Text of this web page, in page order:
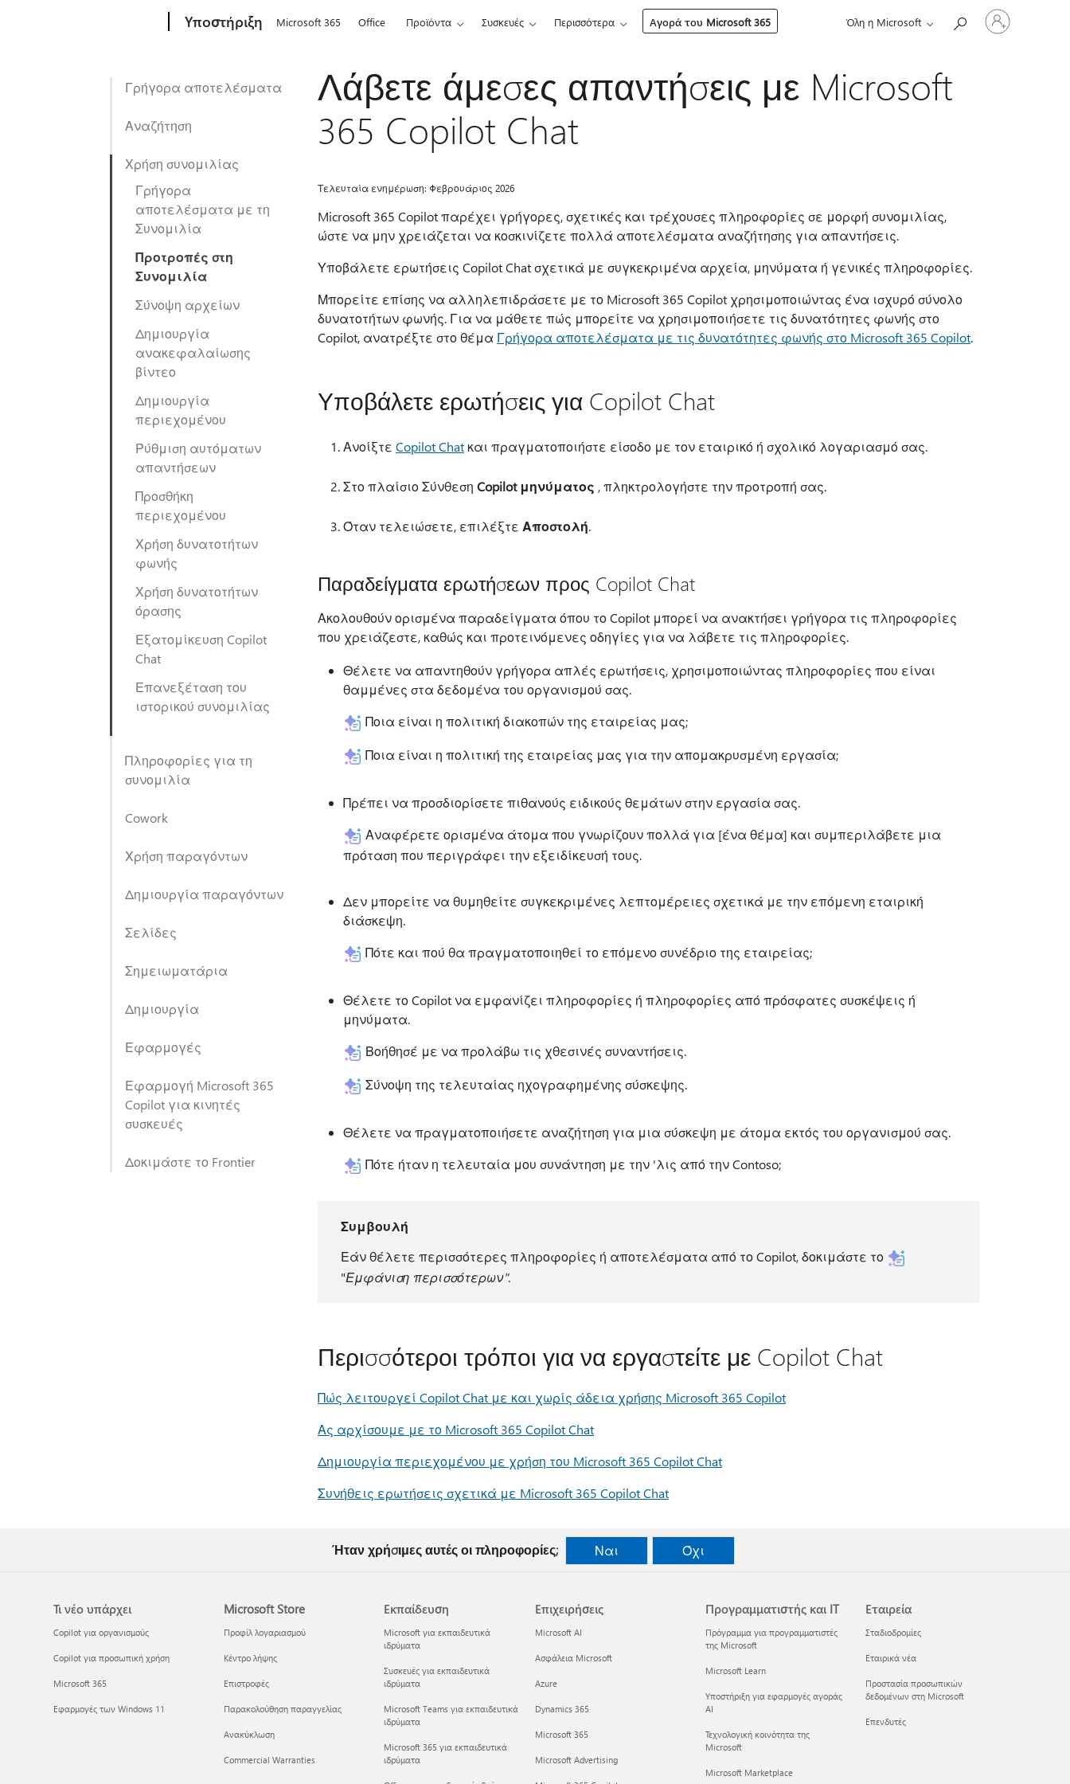
Υποστήριξη Microsoft 365 Office Προϊόντα Συσκευές Περισσότερα Αγορά του Microsoft 365 Όλη η Microsoft
Είσοδος
στον
Γρήγορα αποτελέσματα
Αναζήτηση
Χρήση συνομιλίας
Γρήγορα
αποτελέσματα με τη
Συνομιλία
Προτροπές στη
Συνομιλία
Σύνοψη αρχείων
Δημιουργία
ανακεφαλαίωσης
βίντεο
Δημιουργία
περιεχομένου
Ρύθμιση αυτόματων
απαντήσεων
Προσθήκη
περιεχομένου
Χρήση δυνατοτήτων
φωνής
Χρήση δυνατοτήτων
όρασης
Εξατομίκευση Copilot
Chat
Επανεξέταση του
ιστορικού συνομιλίας
Πληροφορίες για τη
συνομιλία
Cowork
Χρήση παραγόντων
Δημιουργία παραγόντων
Σελίδες
Σημειωματάρια
Δημιουργία
Εφαρμογές
Εφαρμογή Microsoft 365
Copilot για κινητές
συσκευές
Δοκιμάστε το Frontier
Λάβετε άμεσες απαντήσεις με Microsoft
365 Copilot Chat
Τελευταία ενημέρωση: Φεβρουάριος 2026
Microsoft 365 Copilot παρέχει γρήγορες, σχετικές και τρέχουσες πληροφορίες σε μορφή συνομιλίας,
ώστε να μην χρειάζεται να κοσκινίζετε πολλά αποτελέσματα αναζήτησης για απαντήσεις.
Υποβάλετε ερωτήσεις Copilot Chat σχετικά με συγκεκριμένα αρχεία, μηνύματα ή γενικές πληροφορίες.
Μπορείτε επίσης να αλληλεπιδράσετε με το Microsoft 365 Copilot χρησιμοποιώντας ένα ισχυρό σύνολο
δυνατοτήτων φωνής. Για να μάθετε πώς μπορείτε να χρησιμοποιήσετε τις δυνατότητες φωνής στο
Copilot, ανατρέξτε στο θέμα Γρήγορα αποτελέσματα με τις δυνατότητες φωνής στο Microsoft 365 Copilot.
Υποβάλετε ερωτήσεις για Copilot Chat
Ανοίξτε Copilot Chat και πραγματοποιήστε είσοδο με τον εταιρικό ή σχολικό λογαριασμό σας.
Στο πλαίσιο Σύνθεση Copilot μηνύματος , πληκτρολογήστε την προτροπή σας.
Όταν τελειώσετε, επιλέξτε Αποστολή.
Παραδείγματα ερωτήσεων προς Copilot Chat
Ακολουθούν ορισμένα παραδείγματα όπου το Copilot μπορεί να ανακτήσει γρήγορα τις πληροφορίες
που χρειάζεστε, καθώς και προτεινόμενες οδηγίες για να λάβετε τις πληροφορίες.
Θέλετε να απαντηθούν γρήγορα απλές ερωτήσεις, χρησιμοποιώντας πληροφορίες που είναι
θαμμένες στα δεδομένα του οργανισμού σας.
Ποια είναι η πολιτική διακοπών της εταιρείας μας;
Ποια είναι η πολιτική της εταιρείας μας για την απομακρυσμένη εργασία;
Πρέπει να προσδιορίσετε πιθανούς ειδικούς θεμάτων στην εργασία σας.
Αναφέρετε ορισμένα άτομα που γνωρίζουν πολλά για [ένα θέμα] και συμπεριλάβετε μια
πρόταση που περιγράφει την εξειδίκευσή τους.
Δεν μπορείτε να θυμηθείτε συγκεκριμένες λεπτομέρειες σχετικά με την επόμενη εταιρική
διάσκεψη.
Πότε και πού θα πραγματοποιηθεί το επόμενο συνέδριο της εταιρείας;
Θέλετε το Copilot να εμφανίζει πληροφορίες ή πληροφορίες από πρόσφατες συσκέψεις ή
μηνύματα.
Βοήθησέ με να προλάβω τις χθεσινές συναντήσεις.
Σύνοψη της τελευταίας ηχογραφημένης σύσκεψης.
Θέλετε να πραγματοποιήσετε αναζήτηση για μια σύσκεψη με άτομα εκτός του οργανισμού σας.
Πότε ήταν η τελευταία μου συνάντηση με την 'λις από την Contoso;
Συμβουλή
Εάν θέλετε περισσότερες πληροφορίες ή αποτελέσματα από το Copilot, δοκιμάστε το
"Εμφάνιση περισσότερων".
Περισσότεροι τρόποι για να εργαστείτε με Copilot Chat
Πώς λειτουργεί Copilot Chat με και χωρίς άδεια χρήσης Microsoft 365 Copilot
Ας αρχίσουμε με το Microsoft 365 Copilot Chat
Δημιουργία περιεχομένου με χρήση του Microsoft 365 Copilot Chat
Συνήθεις ερωτήσεις σχετικά με Microsoft 365 Copilot Chat
Ήταν χρήσιμες αυτές οι πληροφορίες; Ναι Όχι
Τι νέο υπάρχει
Copilot για οργανισμούς
Copilot για προσωπική χρήση
Microsoft 365
Εφαρμογές των Windows 11
Microsoft Store
Προφίλ λογαριασμού
Κέντρο λήψης
Επιστροφές
Παρακολούθηση παραγγελίας
Ανακύκλωση
Commercial Warranties
Εκπαίδευση
Microsoft για εκπαιδευτικά
ιδρύματα
Συσκευές για εκπαιδευτικά
ιδρύματα
Microsoft Teams για εκπαιδευτικά
ιδρύματα
Microsoft 365 για εκπαιδευτικά
ιδρύματα
Επιχειρήσεις
Microsoft AI
Ασφάλεια Microsoft
Azure
Dynamics 365
Microsoft 365
Microsoft Advertising
Προγραμματιστής και IT
Πρόγραμμα για προγραμματιστές
της Microsoft
Microsoft Learn
Υποστήριξη για εφαρμογές αγοράς
AI
Τεχνολογική κοινότητα της
Microsoft
Microsoft Marketplace
Εταιρεία
Σταδιοδρομίες
Εταιρικά νέα
Προστασία προσωπικών
δεδομένων στη Microsoft
Επενδυτές